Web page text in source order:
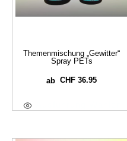
Themenmischung „Gewitter“
Spray PETs
abCHF 36.95